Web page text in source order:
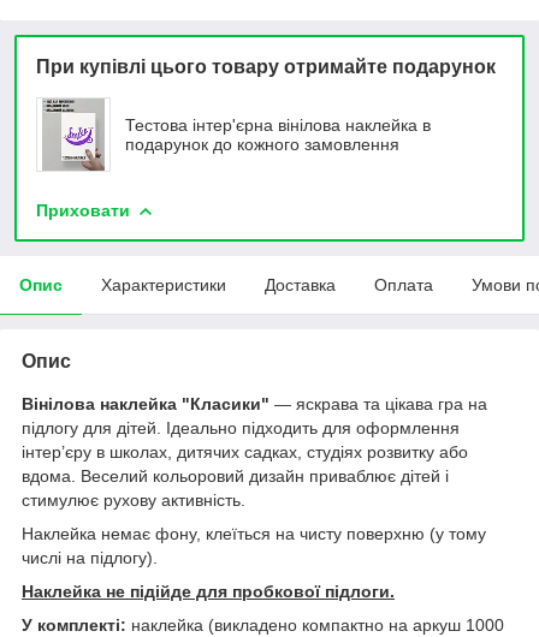
При купівлі цього товару отримайте подарунок
Тестова інтер'єрна вінілова наклейка в
подарунок до кожного замовлення
Приховати
Опис Характеристики Доставка Оплата Умови
Опис
Вінілова наклейка "Класики" — яскрава та цікава гра на
підлогу для дітей. Ідеально підходить для оформлення
інтер’єру в школах, дитячих садках, студіях розвитку або
вдома. Веселий кольоровий дизайн приваблює дітей і
стимулює рухову активність.
Наклейка немає фону, клеїться на чисту поверхню (у тому
числі на підлогу).
Наклейка не підійде для пробкової підлоги.
У комплекті: наклейка (викладено компактно на аркуш 1000